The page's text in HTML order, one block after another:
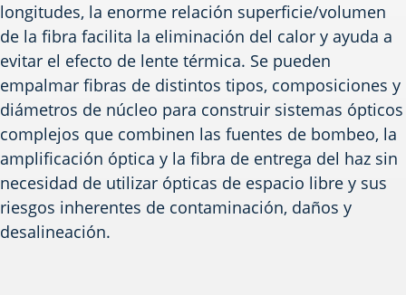
longitudes, la enorme relación superficie/volumen
de la fibra facilita la eliminación del calor y ayuda a
evitar el efecto de lente térmica. Se pueden
empalmar fibras de distintos tipos, composiciones y
diámetros de núcleo para construir sistemas ópticos
complejos que combinen las fuentes de bombeo, la
amplificación óptica y la fibra de entrega del haz sin
necesidad de utilizar ópticas de espacio libre y sus
riesgos inherentes de contaminación, daños y
desalineación.